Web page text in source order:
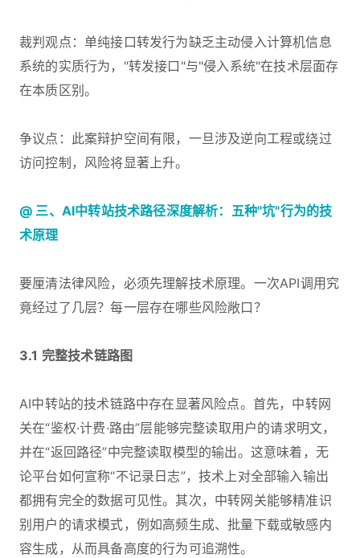
裁判观点：单纯接口转发行为缺乏主动侵入计算机信息
系统的实质行为，"转发接口"与"侵入系统"在技术层面存
在本质区别。
争议点：此案辩护空间有限，一旦涉及逆向工程或绕过
访问控制，风险将显著上升。
@ 三、AI中转站技术路径深度解析：五种"坑"行为的技
术原理
要厘清法律风险，必须先理解技术原理。一次API调用究
竟经过了几层？每一层存在哪些风险敞口？
3.1 完整技术链路图
AI中转站的技术链路中存在显著风险点。首先，中转网
关在“鉴权·计费·路由”层能够完整读取用户的请求明文，
并在“返回路径”中完整读取模型的输出。这意味着，无
论平台如何宣称“不记录日志”，技术上对全部输入输出
都拥有完全的数据可见性。其次，中转网关能够精准识
别用户的请求模式，例如高频生成、批量下载或敏感内
容生成，从而具备高度的行为可追溯性。